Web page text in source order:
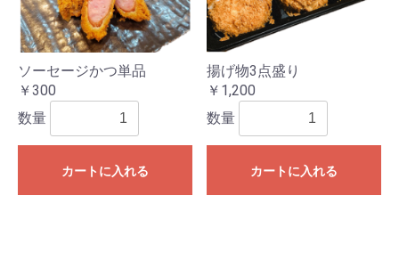
ソーセージかつ単品
￥300
数量
カートに入れる
揚げ物3点盛り
￥1,200
数量
カートに入れる